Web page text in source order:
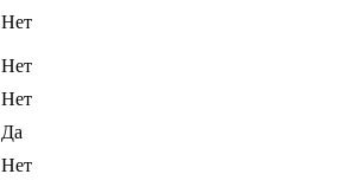
Нет
Нет
Нет
Да
Нет